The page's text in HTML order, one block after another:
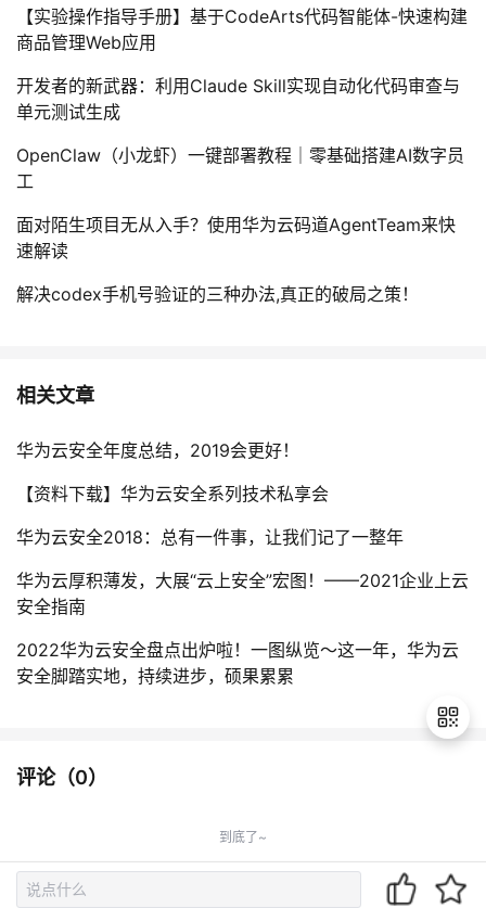
【实验操作指导手册】基于CodeArts代码智能体-快速构建
商品管理Web应用
开发者的新武器：利用Claude Skill实现自动化代码审查与
单元测试生成
OpenClaw（小龙虾）一键部署教程｜零基础搭建AI数字员
工
面对陌生项目无从入手？使用华为云码道AgentTeam来快
速解读
解决codex手机号验证的三种办法,真正的破局之策！
相关文章
华为云安全年度总结，2019会更好！
【资料下载】华为云安全系列技术私享会
华为云安全2018：总有一件事，让我们记了一整年
华为云厚积薄发，大展“云上安全”宏图！——2021企业上云
安全指南
2022华为云安全盘点出炉啦！一图纵览～这一年，华为云
安全脚踏实地，持续进步，硕果累累
评论（0）
到底了~